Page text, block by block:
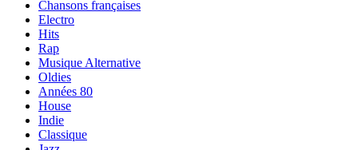
Chansons françaises
Electro
Hits
Rap
Musique Alternative
Oldies
Années 80
House
Indie
Classique